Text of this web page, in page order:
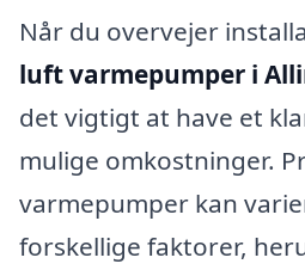
Når du overvejer
luft varmepumper i
det vigtigt at have et
mulige omkostninger.
varmepumper kan
forskellige faktorer,